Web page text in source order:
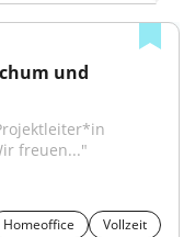
freuen..."
Homeoffice
Vollzeit